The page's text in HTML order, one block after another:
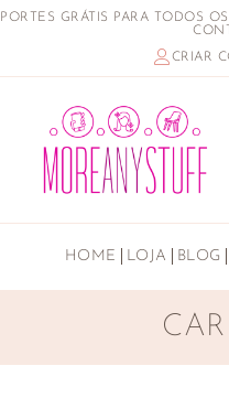
PORTES GRÁTIS PARA TODOS
CRIAR
HOME LOJA BLOG